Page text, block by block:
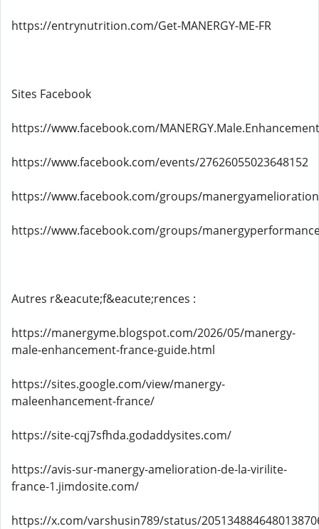
https://entrynutrition.com/Get-MANERGY-ME-FR
Sites Facebook
https://www.facebook.com/
https://www.facebook.com/events/27626055023648152
https://www.facebook.com/groups/
https://www.facebook.com/groups/
Autres r&eacute;f&eacute;rences :
https://manergyme.blogspot.com/2026/05/manergy-
male-enhancement-france-guide.html
https://sites.google.com/view/manergy-
maleenhancement-france/
https://site-cqj7sfhda.godaddysites.com/
https://avis-sur-manergy-amelioration-de-la-virilite-
france-1.jimdosite.com/
https://x.com/varshusin789/status/